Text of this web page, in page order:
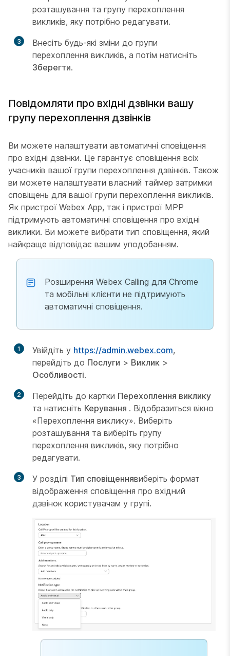
розташування та групу перехоплення
викликів, яку потрібно редагувати.
3
Внесіть будь-які зміни до групи
перехоплення викликів, а потім натисніть
Зберегти.
Повідомляти про вхідні дзвінки вашу
групу перехоплення дзвінків
Ви можете налаштувати автоматичні сповіщення
про вхідні дзвінки. Це гарантує сповіщення всіх
учасників вашої групи перехоплення дзвінків. Також
ви можете налаштувати власний таймер затримки
сповіщень для вашої групи перехоплення викликів.
Як пристрої Webex App, так і пристрої MPP
підтримують автоматичні сповіщення про вхідні
виклики. Ви можете вибрати тип сповіщення, який
найкраще відповідає вашим уподобанням.
Розширення Webex Calling для Chrome
та мобільні клієнти не підтримують
автоматичні сповіщення.
1 Увійдіть у https://admin.webex.com,
перейдіть до Послуги > Виклик >
Особливості.
2 Перейдіть до картки Перехоплення виклику
та натисніть Керування . Відобразиться вікно
«Перехоплення виклику». Виберіть
розташування та виберіть групу
перехоплення викликів, яку потрібно
редагувати.
3 У розділі Тип сповіщеннявиберіть формат
відображення сповіщення про вхідний
дзвінок користувачам у групі.